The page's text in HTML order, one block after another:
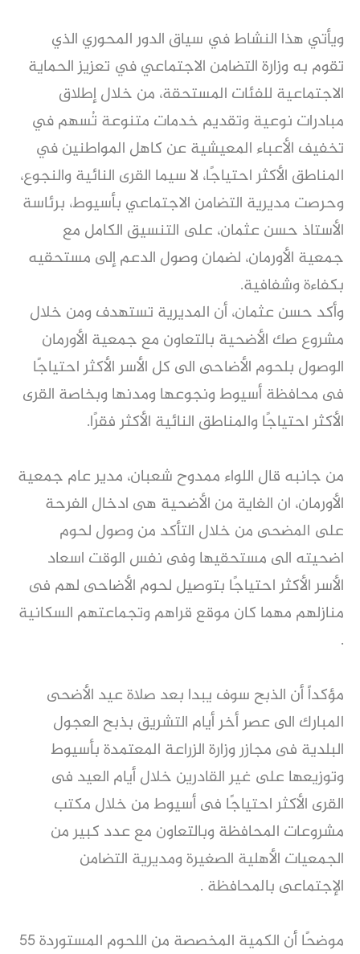
ويأتي هذا النشاط في سياق الدور المحوري الذي
تقوم به وزارة التضامن الاجتماعي في تعزيز الحماية
الاجتماعية للفئات المستحقة، من خلال إطلاق
مبادرات نوعية وتقديم خدمات متنوعة تُسهم في
تخفيف الأعباء المعيشية عن كاهل المواطنين في
المناطق الأكثر احتياجًا، لا سيما القرى النائية والنجوع،
وحرصت مديرية التضامن الاجتماعي بأسيوط، برئاسة
الأستاذ حسن عثمان، على التنسيق الكامل مع
جمعية الأورمان، لضمان وصول الدعم إلى مستحقيه
بكفاءة وشفافية.
وأكد حسن عثمان، أن المديرية تستهدف ومن خلال
مشروع صك الأضحية بالتعاون مع جمعية الأورمان
الوصول بلحوم الأضاحى الى كل الأسر الأكثر احتياجًا
فى محافظة أسيوط ونجوعها ومدنها وبخاصة القرى
الأكثر احتياجًا والمناطق النائية الأكثر فقرًا.
من جانبه قال اللواء ممدوح شعبان، مدير عام جمعية
الأورمان، ان الغاية من الأضحية هى ادخال الفرحة
على المضحى من خلال التأكد من وصول لحوم
اضحيته الى مستحقيها وفى نفس الوقت اسعاد
الأسر الأكثر احتياجًا بتوصيل لحوم الأضاحى لهم فى
منازلهم مهما كان موقع قراهم وتجماعتهم السكانية
.
مؤكداً أن الذبح سوف يبدا بعد صلاة عيد الأضحى
المبارك الى عصر أخر أيام التشريق بذبح العجول
البلدية فى مجازر وزارة الزراعة المعتمدة بأسيوط
وتوزيعها على غير القادرين خلال أيام العيد فى
القرى الأكثر احتياجًا فى أسيوط من خلال مكتب
مشروعات المحافظة وبالتعاون مع عدد كبير من
الجمعيات الأهلية الصغيرة ومديرية التضامن
الإجتماعى بالمحافظة .
موضحًا أن الكمية المخصصة من اللحوم المستوردة 55